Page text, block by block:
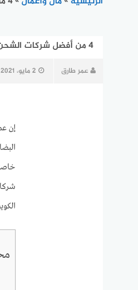
4 من أفضل شركات الشحن الجوي في الكويت
عمر طارق 2 مايو، 2021
إن